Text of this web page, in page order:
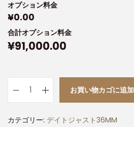
オプション料金
¥0.00
合計オプション料金
¥91,000.00
お買い物カゴに追加
カテゴリー: デイトジャスト36MM